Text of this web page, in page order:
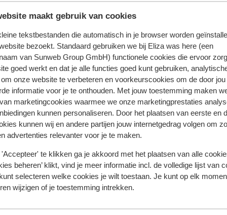
maakt gebruik van cookies
tekstbestanden die automatisch in je browser worden
bezoekt. Standaard gebruiken we bij Eliza was here (een
van Sunweb Group GmbH) functionele cookies die ervoor
goed werkt en dat je alle functies goed kunt gebruiken,
onze website te verbeteren en voorkeurscookies om de door jou
informatie voor je te onthouden. Met jouw toestemming maken
marketingcookies waarmee we onze marketingprestaties
kunnen personaliseren. Door het plaatsen van eerste en
kunnen wij en andere partijen jouw internetgedrag volgen om
advertenties relevanter voor je te maken.
'Accepteer' te klikken ga je akkoord met het plaatsen van alle
beheren’ klikt, vind je meer informatie incl. de volledige lijst van
selecteren welke cookies je wilt toestaan. Je kunt op elk
wijzigen of je toestemming intrekken.
voorgingen. Meer over reviews
Meest geboekt door met
Het appartement was ruim en netjes. Mooie
omgeving.Bij aankomst werden we gasvrij
door een lieve dame die alles goed heeft
er verse broodjes aan de voordeur. Klein
Het appartement was ruim en netjes. Mooie
omgeving.Bij aankomst werden we gasvrij
door een lieve dame die alles goed heeft
er verse broodjes aan de voordeur. Klein